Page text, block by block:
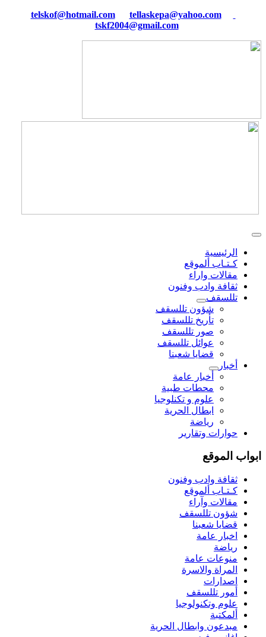
tellaskepa@yahoo.com
tskf2004@gmail.com
الرئيسية
كـتـاب ألموقع
مقالات واراء
ثقافة وادب وفنون
تللسقف
شؤون تللسقف
تأريخ تللسقف
صور تللسقف
عوائل تللسقف
قضايا شعبنا
أخبار
أخبار عامة
محطات طبية
علوم و تکنلوجیا
ابطال الحرية
رياضة
حوارات وتقارير
ابواب الموقع
ثقافة وادب وفنون
كـتـاب ألموقع
مقالات وآراء
شؤون تللسقف
قضايا شعبنا
اخبار عامة
رياضة
منوعات عامة
المراة والاسرة
اصدارات
أمور تللسقف
علوم وتكنولوجيا
ألمكتبة
مبدعون وابطال الحرية